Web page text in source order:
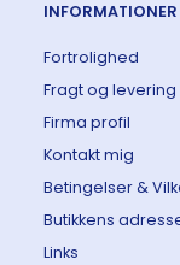
INFORMATIONER
Fortrolighed
Fragt og levering
Firma profil
Kontakt mig
Betingelser &
Butikkens
Links